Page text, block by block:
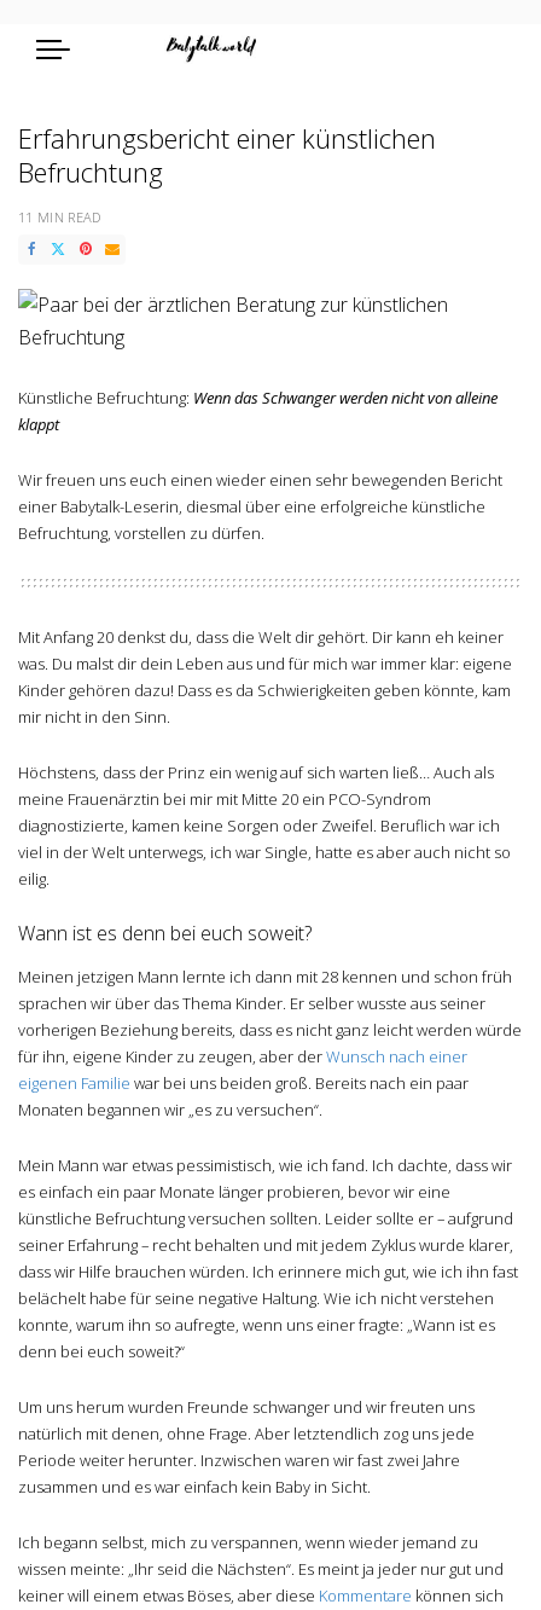
Erfahrungsbericht einer künstlichen
Befruchtung
11 MIN READ
Künstliche Befruchtung: Wenn das Schwanger werden nicht von alleine
klappt
Wir freuen uns euch einen wieder einen sehr bewegenden Bericht
einer Babytalk-Leserin, diesmal über eine erfolgreiche künstliche
Befruchtung, vorstellen zu dürfen.
Mit Anfang 20 denkst du, dass die Welt dir gehört. Dir kann eh keiner
was. Du malst dir dein Leben aus und für mich war immer klar: eigene
Kinder gehören dazu! Dass es da Schwierigkeiten geben könnte, kam
mir nicht in den Sinn.
Höchstens, dass der Prinz ein wenig auf sich warten ließ… Auch als
meine Frauenärztin bei mir mit Mitte 20 ein PCO-Syndrom
diagnostizierte, kamen keine Sorgen oder Zweifel. Beruflich war ich
viel in der Welt unterwegs, ich war Single, hatte es aber auch nicht so
eilig.
Wann ist es denn bei euch soweit?
Meinen jetzigen Mann lernte ich dann mit 28 kennen und schon früh
sprachen wir über das Thema Kinder. Er selber wusste aus seiner
vorherigen Beziehung bereits, dass es nicht ganz leicht werden würde
für ihn, eigene Kinder zu zeugen, aber derWunsch nach einer
eigenen Familie war bei uns beiden groß. Bereits nach ein paar
Monaten begannen wir „es zu versuchen“.
Mein Mann war etwas pessimistisch, wie ich fand. Ich dachte, dass wir
es einfach ein paar Monate länger probieren, bevor wir eine
künstliche Befruchtung versuchen sollten. Leider sollte er – aufgrund
seiner Erfahrung – recht behalten und mit jedem Zyklus wurde klarer,
dass wir Hilfe brauchen würden. Ich erinnere mich gut, wie ich ihn fast
belächelt habe für seine negative Haltung. Wie ich nicht verstehen
konnte, warum ihn so aufregte, wenn uns einer fragte: „Wann ist es
denn bei euch soweit?“
Um uns herum wurden Freunde schwanger und wir freuten uns
natürlich mit denen, ohne Frage. Aber letztendlich zog uns jede
Periode weiter herunter. Inzwischen waren wir fast zwei Jahre
zusammen und es war einfach kein Baby in Sicht.
Ich begann selbst, mich zu verspannen, wenn wieder jemand zu
wissen meinte: „Ihr seid die Nächsten“. Es meint ja jeder nur gut und
keiner will einem etwas Böses, aber diese Kommentare können sich